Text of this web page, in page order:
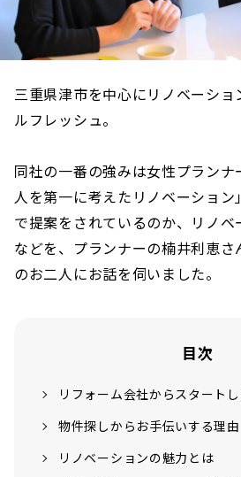
三重県津市を中心にリノベーシ
ルフレッシュ。
同社の一番の強みは女性プラン
人を第一に考えたリノベーショ
で提案をされているのか、リノベ
などを、プランナーの楠井利恵
のお二人にお話を伺いました。
目次
リフォーム会社からスタート
物件探しからお手伝いする理由
リノベーションの魅力とは